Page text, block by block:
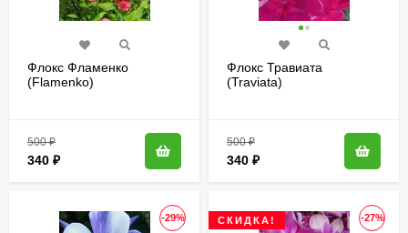
Флокс Фламенко
(Flamenko)
500₽
340 ₽
Флокс Травиата
(Traviata)
500₽
340 ₽
-29% -27%
СКИДКА!